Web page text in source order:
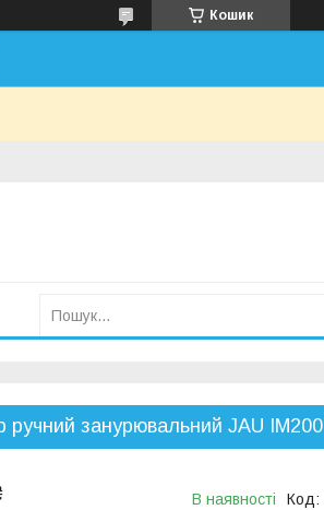
Кошик
ручний занурювальний JAU IM200
В наявності Код: